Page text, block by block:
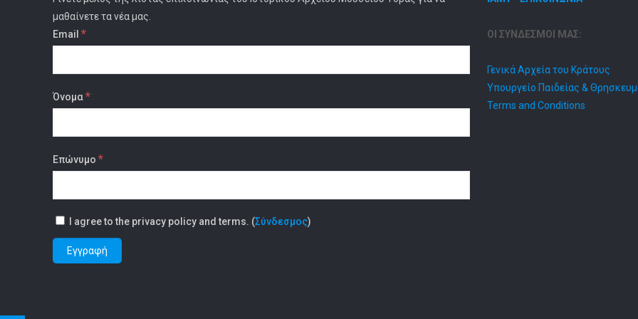
μαθαίνετε τα νέα μας.
Email *
Όνομα*
Επώνυμο *
I agree to the privacy policy and terms. (Σύνδεσμος)
ΟΙ ΣΥΝΔΕΣΜΟΙ ΜΑΣ:
Γενικά Αρχεία του Κράτους
Υπουργείο Παιδείας &
Terms and Conditions